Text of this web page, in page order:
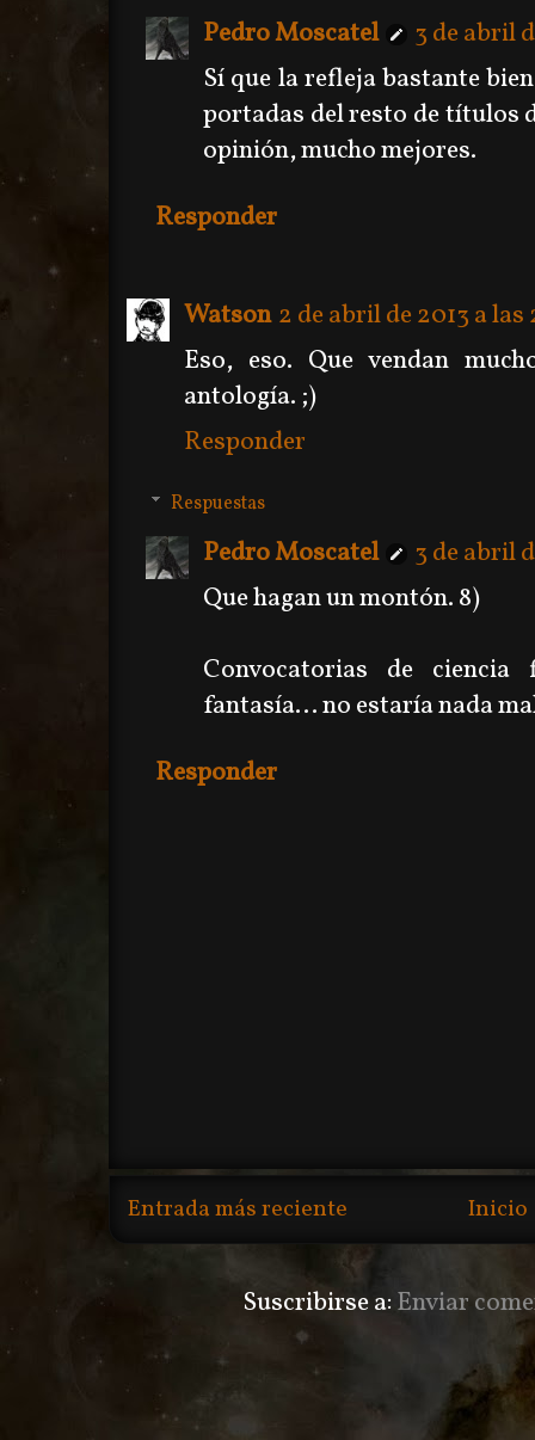
Pedro Moscatel
3 de abril
Sí que la refleja bastante
portadas del resto de títulos
opinión, mucho mejores.
Responder
Watson 2 de abril de 2013 a las
Eso, eso. Que vendan
antología. ;)
Responder
Respuestas
Pedro Moscatel
3 de abril
Que hagan un montón. 8)
Convocatorias de
fantasía... no estaría nada
Responder
Entrada más reciente Inicio
Suscribirse a:Enviar